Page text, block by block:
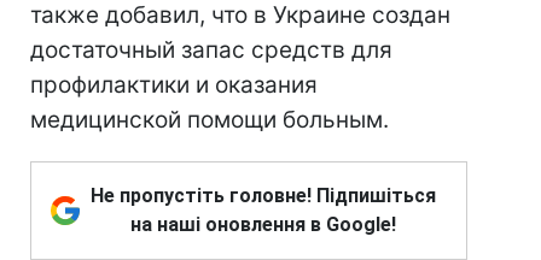
также добавил, что в Украине создан
достаточный запас средств для
профилактики и оказания
медицинской помощи больным.
Не пропустіть головне! Підпишіться
на наші оновлення в Google!